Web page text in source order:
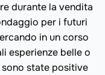
durante la vendita
per i futuri
in un corso
esperienze belle o
state positive